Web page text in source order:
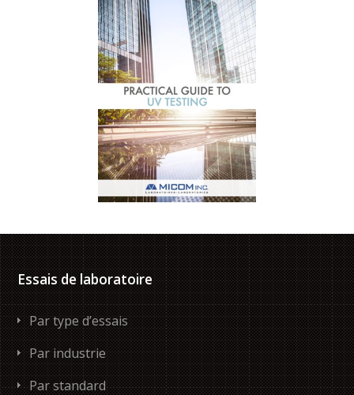
Essais de laboratoire
Par type d’essais
Par industrie
Par standard